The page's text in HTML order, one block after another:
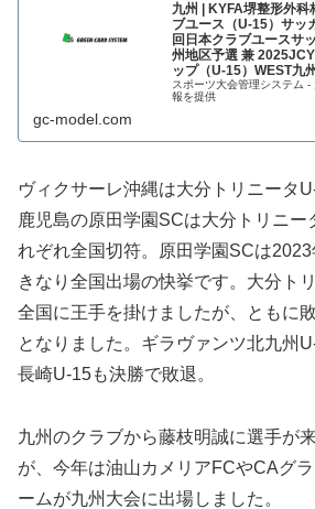
九州 | KYFA堺整形外
ブユース（U-15）サッ
回日本クラブユースサ
州地区予選 兼
ップ（U-15）WEST九
スポーツ大会管理システム
報を提供
gc-model.com
ヴィクサーレ沖縄は大分トリニータ
鹿児島の原田学園SCは大分トリニー
れぞれ全国切符。原田学園SCは
きなり全国出場の快挙です。大分ト
全国に王手を掛けましたが、ともに
となりました。ギラヴァンツ北九州
長崎U-15も決勝で敗退。
九州のクラブから藤枝明誠に選手が
が、今年は油山カメリアFCやCAグ
ームが九州大会に出場しました。